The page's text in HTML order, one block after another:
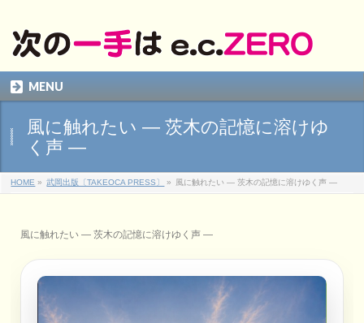
MENU
風に触れたい ― 茨木の記憶に溶けゆ
く声 ―
HOME » 武岡出版〔TAKEOCA PRESS〕 » 風に触れたい ― 茨木の記憶に溶けゆく声 ―
風に触れたい ― 茨木の記憶に溶けゆく声 ―